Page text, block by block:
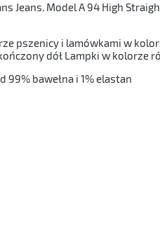
Jeans. Model A 94 High
pszenicy i lamówkami w
dół Lampki w kolorze
99% bawełna i 1% elastan